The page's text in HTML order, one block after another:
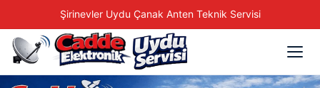
Şirinevler Uydu Çanak Anten Teknik Servisi